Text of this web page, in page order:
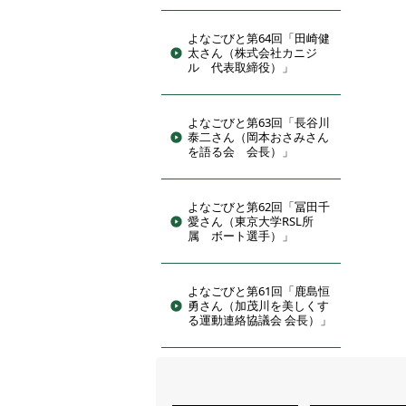
よなごびと第64回「田崎健
太さん（株式会社カニジ
ル 代表取締役）」
よなごびと第63回「長谷川
泰二さん（岡本おさみさん
を語る会 会長）」
よなごびと第62回「冨田千
愛さん（東京大学RSL所
属 ボート選手）」
よなごびと第61回「鹿島恒
勇さん（加茂川を美しくす
る運動連絡協議会 会長）」